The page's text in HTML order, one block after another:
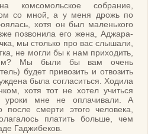
собрание,
со мной, а у меня дрожь по
хотя он был маленького
позвонила его жена, Аджара-
мы столько про вас слышали,
не могли бы к нам приходить,
Мы были бы вам очень
будет привозить и отвозить
была согласиться. Ходила
хотя тот не хотел учиться
уроки мне не оплачивали. А
после смерти этого человека,
платить больше, чем
Гаджибеков.